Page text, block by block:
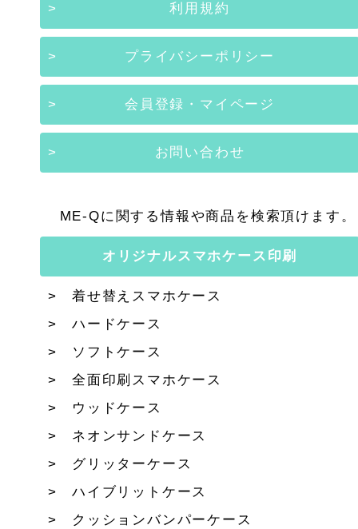
利用規約
プライバシーポリシー
会員登録・マイページ
お問い合わせ
ME-Qに関する情報や商品を検索頂けます。
オリジナルスマホケース印刷
着せ替えスマホケース
ハードケース
ソフトケース
全面印刷スマホケース
ウッドケース
ネオンサンドケース
グリッターケース
ハイブリットケース
クッションバンパーケース